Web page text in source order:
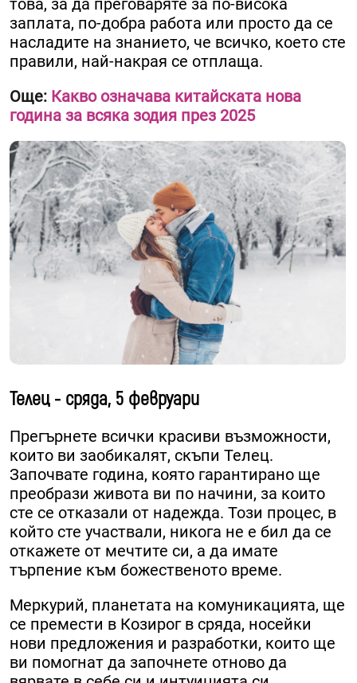
това, за да преговаряте за по-висока
заплата, по-добра работа или просто да се
насладите на знанието, че всичко, което сте
правили, най-накрая се отплаща.
Още: Какво означава китайската нова
година за всяка зодия през 2025
Телец - сряда, 5 февруари
Прегърнете всички красиви възможности,
които ви заобикалят, скъпи Телец.
Започвате година, която гарантирано ще
преобрази живота ви по начини, за които
сте се отказали от надежда. Този процес, в
който сте участвали, никога не е бил да се
откажете от мечтите си, а да имате
търпение към божественото време.
Меркурий, планетата на комуникацията, ще
се премести в Козирог в сряда, носейки
нови предложения и разработки, които ще
ви помогнат да започнете отново да